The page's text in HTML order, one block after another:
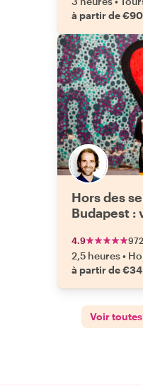
à partir de
Hors des
Budapest :
4.9
2,5 heures•
à partir de
Voir